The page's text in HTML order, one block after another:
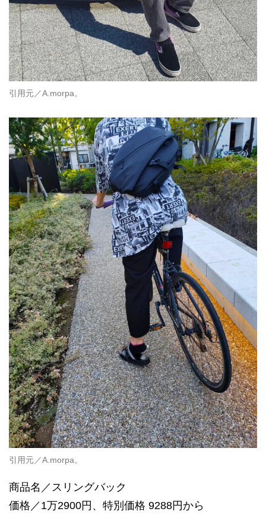
引用元／A.morpa。
引用元／A.morpa。
商品名／スリングバック
価格／1万2900円、特別価格 9288円から